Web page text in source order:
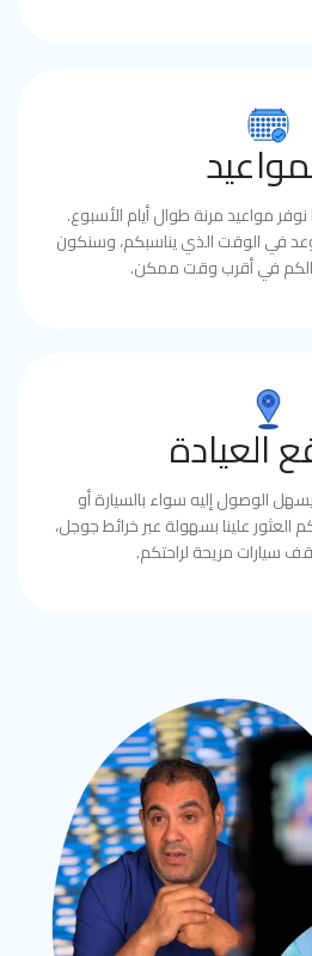
مواعيد مرنة طوال أيام الأسبوع.
في الوقت الذي يناسبكم، وسنكون
في أقرب وقت ممكن.
العيادة
الوصول إليه سواء بالسيارة أو
العثور علينا بسهولة عبر خرائط جوجل،
سيارات مريحة لراحتكم.